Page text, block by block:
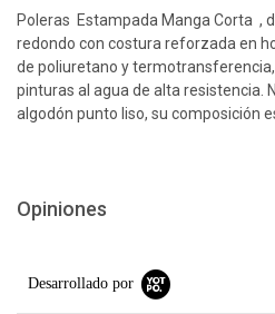
Poleras Estampada Manga Corta ,
redondo con costura reforzada en
de poliuretano y
pinturas al agua de alta resistencia.
algodón punto liso, su composición
Opiniones
Desarrollado por